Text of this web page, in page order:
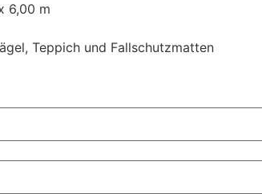
6,00 m
Teppich und Fallschutzmatten